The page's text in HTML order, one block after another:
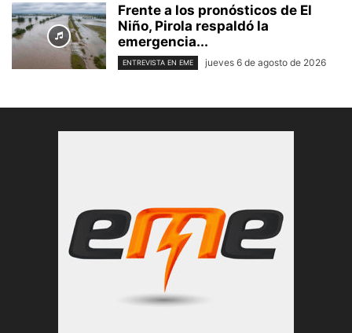
Frente a los pronósticos de El
Niño, Pirola respaldó la
emergencia...
ENTREVISTA EN EME jueves 6 de agosto de 2026